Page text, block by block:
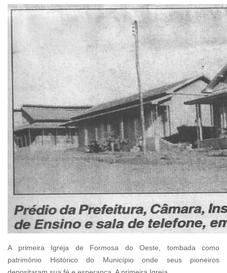
A primeira Igreja de Formosa do Oeste, tombada como
patrimônio Histórico do Município onde seus pioneiros